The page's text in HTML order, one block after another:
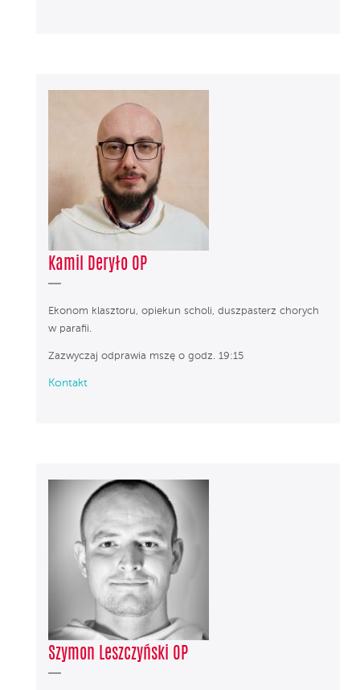
Kamil Deryło OP
Ekonom klasztoru, opiekun scholi, duszpasterz chorych
w parafii.
Zazwyczaj odprawia mszę o godz. 19:15
Kontakt
Szymon Leszczyński OP